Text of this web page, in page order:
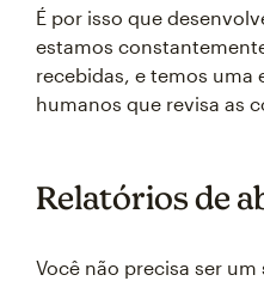
É por isso que
estamos
recebidas, e temos uma
humanos que revisa as
Relatórios de
Você não precisa ser